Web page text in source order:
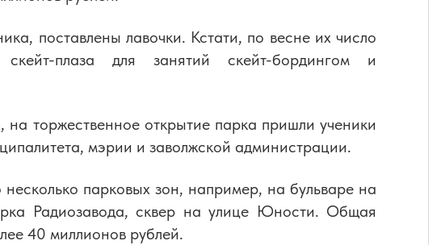
поставлены лавочки. Кстати, по весне их число
плаза для занятий скейт-бордингом и
на торжественное открытие парка пришли ученики
мэрии и заволжской администрации.
парковых зон, например, на бульваре на
Радиозавода, сквер на улице Юности. Общая
40 миллионов рублей.